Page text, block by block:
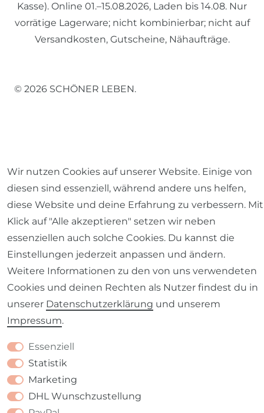
Kasse). Online 01.–15.08.2026, Laden bis 14.08. Nur
vorrätige Lagerware; nicht kombinierbar; nicht auf
Versandkosten, Gutscheine, Nähaufträge.
© 2026 SCHÖNER LEBEN.
Impressum Daten­schutz­erklärung AGB
VERTRAG WIDERRUFEN
Wir nutzen Cookies auf unserer Website. Einige von
diesen sind essenziell, während andere uns helfen,
diese Website und deine Erfahrung zu verbessern. Mit
Klick auf "Alle akzeptieren" setzen wir neben
essenziellen auch solche Cookies. Du kannst die
Einstellungen jederzeit anpassen und ändern.
Weitere Informationen zu den von uns verwendeten
Cookies und deinen Rechten als Nutzer findest du in
unserer Daten­schutz­erklärung und unserem
Impressum.
Essenziell
Statistik
Marketing
DHL Wunschzustellung